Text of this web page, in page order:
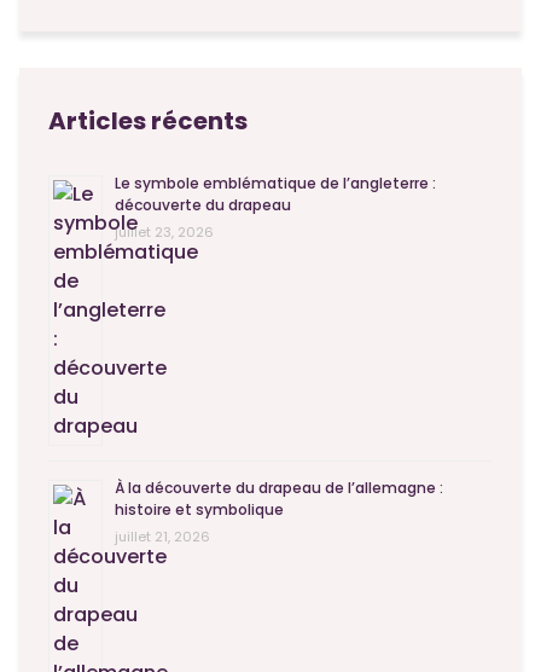
Articles récents
Le symbole emblématique de l’angleterre :
découverte du drapeau
juillet 23, 2026
À la découverte du drapeau de l’allemagne :
histoire et symbolique
juillet 21, 2026